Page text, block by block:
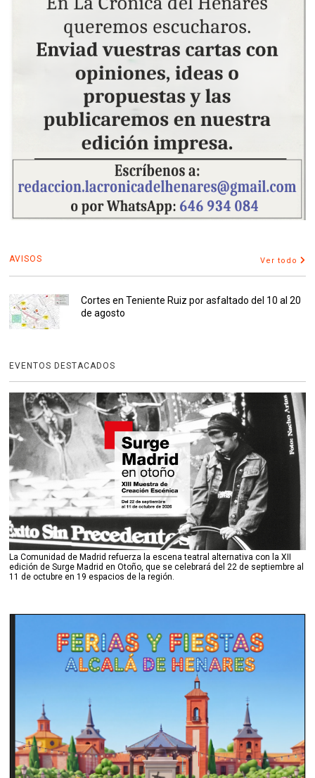
AVISOS Ver todo
Cortes en Teniente Ruiz por asfaltado del 10 al 20
de agosto
EVENTOS DESTACADOS
La Comunidad de Madrid refuerza la escena teatral alternativa con la XII
edición de Surge Madrid en Otoño, que se celebrará del 22 de septiembre al
11 de octubre en 19 espacios de la región.